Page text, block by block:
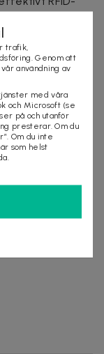
att dessa
Mått: 9,1 x 6,1
exempel
trafik,
Genom att
användning av
med våra
och Microsoft (se
på och utanför
presterar. Om du
Om du inte
som helst